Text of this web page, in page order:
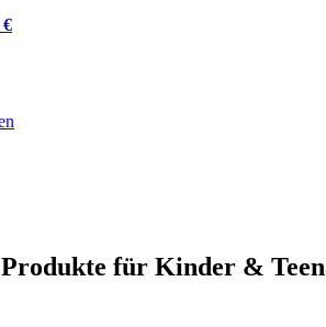
€
für Kinder &